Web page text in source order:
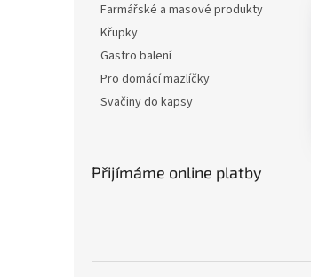
Farmářské a masové produkty
Křupky
Gastro balení
Pro domácí mazlíčky
Svačiny do kapsy
Přijímáme online platby